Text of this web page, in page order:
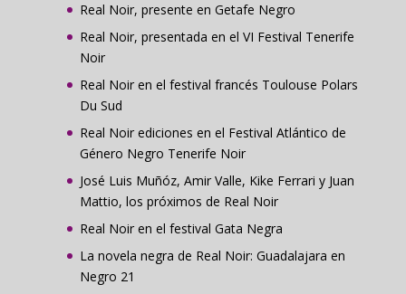
Real Noir, presente en Getafe Negro
Real Noir, presentada en el VI Festival Tenerife
Noir
Real Noir en el festival francés Toulouse Polars
Du Sud
Real Noir ediciones en el Festival Atlántico de
Género Negro Tenerife Noir
José Luis Muñóz, Amir Valle, Kike Ferrari y Juan
Mattio, los próximos de Real Noir
Real Noir en el festival Gata Negra
La novela negra de Real Noir: Guadalajara en
Negro 21